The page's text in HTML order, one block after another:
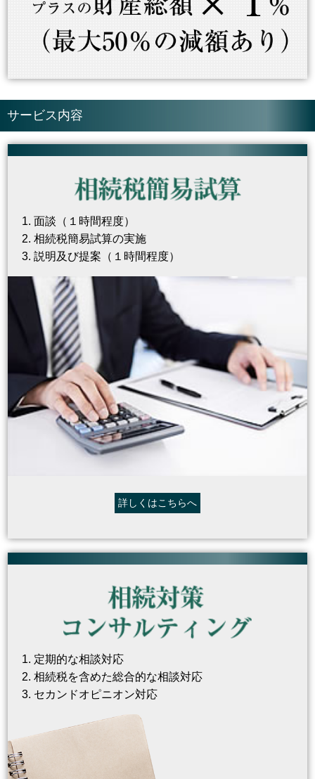
サービス内容
面談（１時間程度）
相続税簡易試算の実施
説明及び提案（１時間程度）
詳しくはこちらへ
定期的な相談対応
相続税を含めた総合的な相談対応
セカンドオピニオン対応